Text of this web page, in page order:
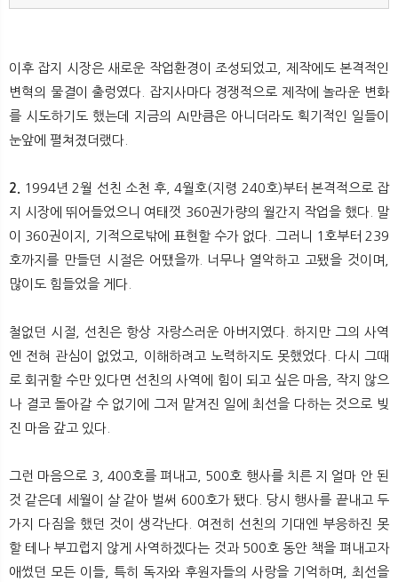
이후 잡지 시장은 새로운 작업환경이 조성되었고, 제작에도 본격적인
변혁의 물결이 출렁였다. 잡지사마다 경쟁적으로 제작에 놀라운 변화
를 시도하기도 했는데 지금의 AI만큼은 아니더라도 획기적인 일들이
눈앞에 펼쳐졌더랬다.
2.
1994년 2월 선친 소천 후, 4월호(지령 240호)부터 본격적으로 잡
지 시장에 뛰어들었으니 여태껏 360권가량의 월간지 작업을 했다. 말
이 360권이지, 기적으로밖에 표현할 수가 없다. 그러니 1호부터 239
호까지를 만들던 시절은 어땠을까. 너무나 열악하고 고됐을 것이며,
많이도 힘들었을 게다.
철없던 시절, 선친은 항상 자랑스러운 아버지였다. 하지만 그의 사역
엔 전혀 관심이 없었고, 이해하려고 노력하지도 못했었다. 다시 그때
로 회귀할 수만 있다면 선친의 사역에 힘이 되고 싶은 마음, 작지 않으
나 결코 돌아갈 수 없기에 그저 맡겨진 일에 최선을 다하는 것으로 빚
진 마음 갚고 있다.
그런 마음으로 3, 400호를 펴내고, 500호 행사를 치른 지 얼마 안 된
것 같은데 세월이 살 같아 벌써 600호가 됐다. 당시 행사를 끝내고 두
가지 다짐을 했던 것이 생각난다. 여전히 선친의 기대엔 부응하진 못
할 테나 부끄럽지 않게 사역하겠다는 것과 500호 동안 책을 펴내고자
애썼던 모든 이들, 특히 독자와 후원자들의 사랑을 기억하며, 최선을